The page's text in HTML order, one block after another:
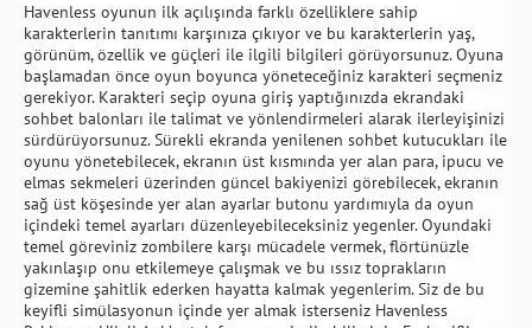
Havenless oyunun ilk açılışında farklı özelliklere sahip
karakterlerin tanıtımı karşınıza çıkıyor ve bu karakterlerin yaş,
görünüm, özellik ve güçleri ile ilgili bilgileri görüyorsunuz. Oyuna
başlamadan önce oyun boyunca yöneteceğiniz karakteri seçmeniz
gerekiyor. Karakteri seçip oyuna giriş yaptığınızda ekrandaki
sohbet balonları ile talimat ve yönlendirmeleri alarak ilerleyişinizi
sürdürüyorsunuz. Sürekli ekranda yenilenen sohbet kutucukları ile
oyunu yönetebilecek, ekranın üst kısmında yer alan para, ipucu ve
elmas sekmeleri üzerinden güncel bakiyenizi görebilecek, ekranın
sağ üst köşesinde yer alan ayarlar butonu yardımıyla da oyun
içindeki temel ayarları düzenleyebileceksiniz yegenler. Oyundaki
temel göreviniz zombilere karşı mücadele vermek, flörtünüzle
yakınlaşıp onu etkilemeye çalışmak ve bu ıssız toprakların
gizemine şahitlik ederken hayatta kalmak yegenlerim. Siz de bu
keyifli simülasyonun içinde yer almak isterseniz Havenless